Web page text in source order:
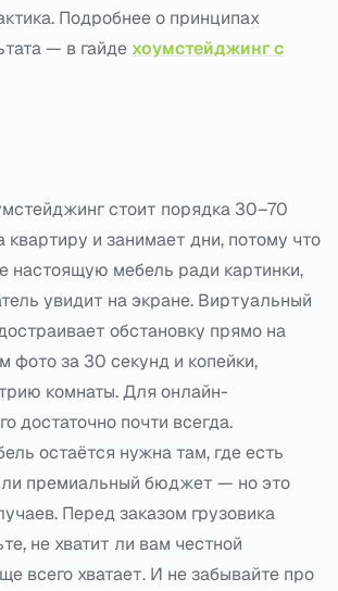
Подробнее о принципах
— в гайде хоумстейджинг с
стоит порядка 30–70
квартиру и занимает дни, потому что
настоящую мебель ради картинки,
увидит на экране. Виртуальный
обстановку прямо на
фото за 30 секунд и копейки,
комнаты. Для онлайн-
достаточно почти всегда.
остаётся нужна там, где есть
премиальный бюджет — но это
Перед заказом грузовика
не хватит ли вам честной
всего хватает. И не забывайте про